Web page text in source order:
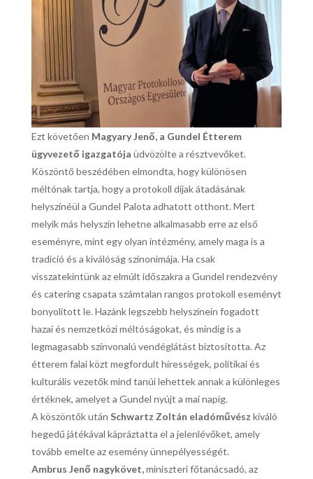
Ezt követően Magyary Jenő, a Gundel Étterem
ügyvezető igazgatója üdvözölte a résztvevőket.
Köszöntő beszédében elmondta, hogy különösen
méltónak tartja, hogy a protokoll díjak átadásának
helyszínéül a Gundel Palota adhatott otthont. Mert
melyik más helyszín lehetne alkalmasabb erre az első
eseményre, mint egy olyan intézmény, amely maga is a
tradíció és a kiválóság szinonimája. Ha csak
visszatekintünk az elmúlt időszakra a Gundel rendezvény
és catering csapata számtalan rangos protokoll eseményt
bonyolított le. Hazánk legszebb helyszínein fogadott
hazai és nemzetközi méltóságokat, és mindig is a
legmagasabb színvonalú vendéglátást biztosította. Az
étterem falai közt megfordult hírességek, politikai és
kulturális vezetők mind tanúi lehettek annak a különleges
értéknek, amelyet a Gundel nyújt a mai napig.
A köszöntők után Schwartz Zoltán eladóművész kiváló
hegedű játékával kápráztatta el a jelenlévőket, amely
tovább emelte az esemény ünnepélyességét.
Ambrus Jenő nagykövet,miniszteri főtanácsadó, az